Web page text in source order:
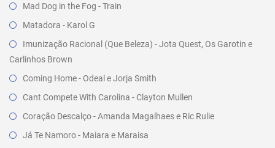
Mad Dog in the Fog - Train
Matadora - Karol G
Imunização Racional (Que Beleza) - Jota Quest, Os Garotin e
Carlinhos Brown
Coming Home - Odeal e Jorja Smith
Cant Compete With Carolina - Clayton Mullen
Coração Descalço - Amanda Magalhaes e Ric Rulie
Já Te Namoro - Maiara e Maraisa